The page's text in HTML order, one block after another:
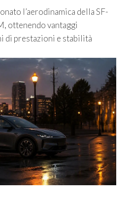
l’aerodinamica della SF-
ottenendo vantaggi
di prestazioni e stabilità